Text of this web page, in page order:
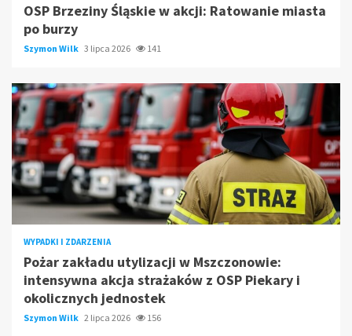
OSP Brzeziny Śląskie w akcji: Ratowanie miasta
po burzy
Szymon Wilk 3 lipca 2026 141
WYPADKI I ZDARZENIA
Pożar zakładu utylizacji w Mszczonowie:
intensywna akcja strażaków z OSP Piekary i
okolicznych jednostek
Szymon Wilk 2 lipca 2026 156